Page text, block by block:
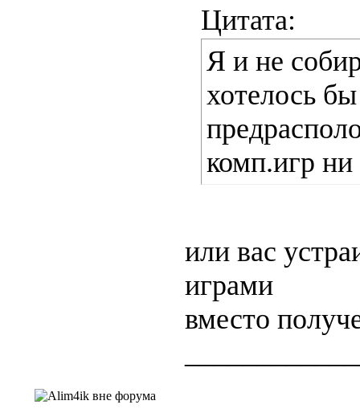
Цитата:
Я и не
хотелось
комп.игр ни
или вас
играми
вместо